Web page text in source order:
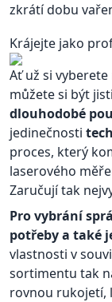
zkrátí dobu
Krájejte jako
Ať už si
můžete si být
dlouhodobé
jedinečnosti
proces, který
laserového
Zaručují tak
Pro vybrání
potřeby a také
vlastnosti v
sortimentu tak
rovnou rukojetí,